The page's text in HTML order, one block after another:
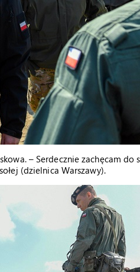
– Serdecznie zachęcam do
(dzielnica Warszawy).